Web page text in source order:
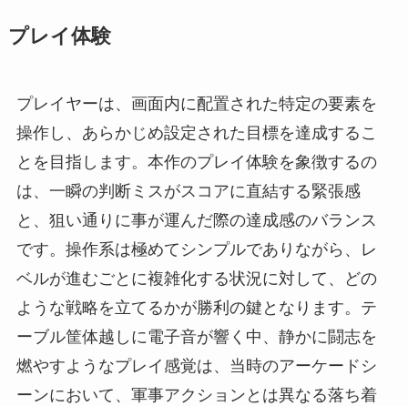
プレイ体験
プレイヤーは、画面内に配置された特定の要素を
操作し、あらかじめ設定された目標を達成するこ
とを目指します。本作のプレイ体験を象徴するの
は、一瞬の判断ミスがスコアに直結する緊張感
と、狙い通りに事が運んだ際の達成感のバランス
です。操作系は極めてシンプルでありながら、レ
ベルが進むごとに複雑化する状況に対して、どの
ような戦略を立てるかが勝利の鍵となります。テ
ーブル筐体越しに電子音が響く中、静かに闘志を
燃やすようなプレイ感覚は、当時のアーケードシ
ーンにおいて、軍事アクションとは異なる落ち着